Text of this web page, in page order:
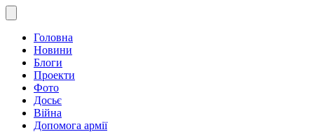
Головна
Новини
Блоги
Проекти
Фото
Досьє
Війна
Допомога армії